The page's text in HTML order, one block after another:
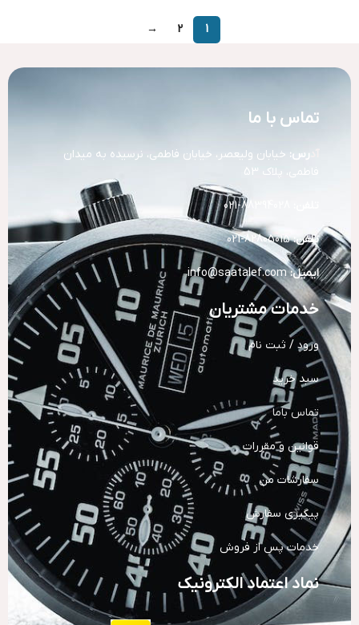
1
2
→
تماس با ما
رس: خیابان ولیعصر، خیابان فاطمی، نرسیده به میدان
فاطمی، پلاک 53
تلفن:82805015-021
ایمیل: info@saatalef.com
خدمات مشتریان
ورود / ثبت نام
سبد خرید
تماس باما
قوانین و مقررات
سفارشات من
پیگیری سفارش
خدمات پس از فروش
نماد اعتماد الکترونیک